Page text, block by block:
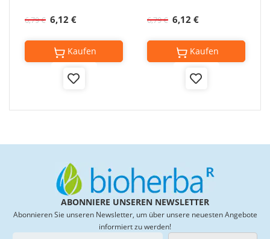
6,12 €
6,79 €
Add
Kaufen
6,12 €
6,79 €
Add
Kaufen
ABONNIERE UNSEREN NEWSLETTER
Abonnieren Sie unseren Newsletter, um über unsere neuesten Angebote
informiert zu werden!